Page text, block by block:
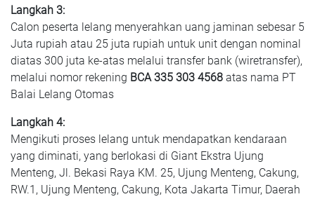
Langkah 3:
Calon peserta lelang menyerahkan uang jaminan sebesar 5
Juta rupiah atau 25 juta rupiah untuk unit dengan nominal
diatas 300 juta ke-atas melalui transfer bank (wiretransfer),
melalui nomor rekening BCA 335 303 4568 atas nama PT
Balai Lelang Otomas
Langkah 4:
Mengikuti proses lelang untuk mendapatkan kendaraan
yang diminati, yang berlokasi di Giant Ekstra Ujung
Menteng, Jl. Bekasi Raya KM. 25, Ujung Menteng, Cakung,
RW.1, Ujung Menteng, Cakung, Kota Jakarta Timur, Daerah